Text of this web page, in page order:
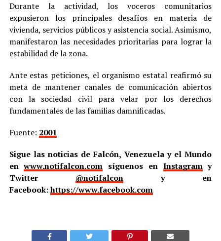
Durante la actividad, los voceros comunitarios
expusieron los principales desafíos en materia de
vivienda, servicios públicos y asistencia social. Asimismo,
manifestaron las necesidades prioritarias para lograr la
estabilidad de la zona.
Ante estas peticiones, el organismo estatal reafirmó su
meta de mantener canales de comunicación abiertos
con la sociedad civil para velar por los derechos
fundamentales de las familias damnificadas.
Fuente: 2001
Sigue las noticias de Falcón, Venezuela y el Mundo
enwww.notifalcon.com síguenos en Instagramy
Twitter @notifalcony en
Facebook:https://www.facebook.com